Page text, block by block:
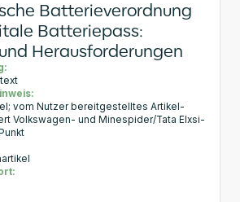
Batterieverordnung
Batteriepass:
Herausforderungen
vom Nutzer bereitgestelltes Artikel-
Volkswagen- und Minespider/Tata Elxsi-